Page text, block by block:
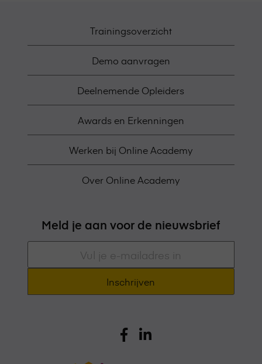
Trainingsoverzicht
Demo aanvragen
Deelnemende Opleiders
Awards en Erkenningen
Werken bij Online Academy
Over Online Academy
Meld je aan voor de nieuwsbrief
*